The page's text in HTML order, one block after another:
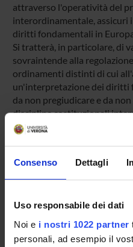
Consenso Dettagli
Uso responsabile dei dati
Noi e i nostri 1022 partner
personali, ad esempio il
attraverso l'operatività del
interordinamentale, assicuri
diritti fondamentali in
Si tratterà, in particolare, di
sovraintende alla
ordinamenti distinti di cui
un'interpretazione dei diritti
da non pregiudicare e da
discipline costituzionali
Infine, alla luce degli
procedere a considerare se
unificante essenziale e
integrativi e migliorativi
processo circolare e
protezione dei diritti.